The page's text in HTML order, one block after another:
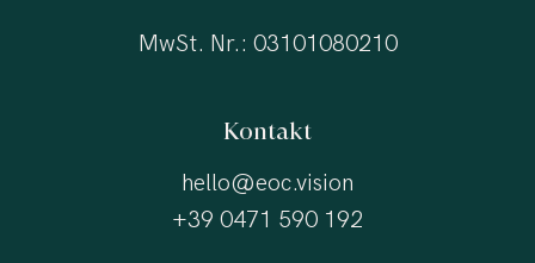
MwSt. Nr.: 03101080210
Kontakt
hello@eoc.vision
+39 0471 590 192